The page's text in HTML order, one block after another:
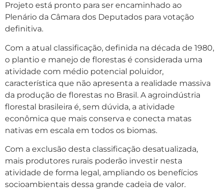
Projeto está pronto para ser encaminhado ao
Plenário da Câmara dos Deputados para votação
definitiva.
Com a atual classificação, definida na década de 1980,
o plantio e manejo de florestas é considerada uma
atividade com médio potencial poluidor,
característica que não apresenta a realidade massiva
da produção de florestas no Brasil. A agroindústria
florestal brasileira é, sem dúvida, a atividade
econômica que mais conserva e conecta matas
nativas em escala em todos os biomas.
Com a exclusão desta classificação desatualizada,
mais produtores rurais poderão investir nesta
atividade de forma legal, ampliando os benefícios
socioambientais dessa grande cadeia de valor.